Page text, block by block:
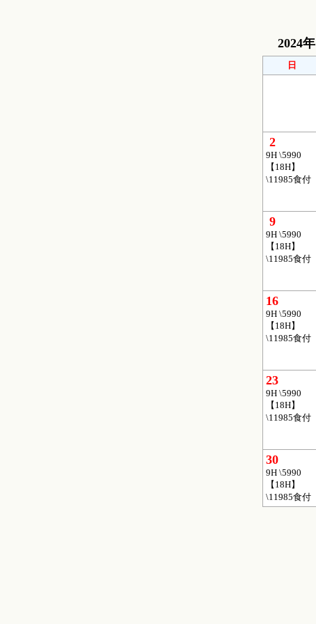
2024年
日
2
9H \5990
【18H】
\11985食付
9
9H \5990
【18H】
\11985食付
16
9H \5990
【18H】
\11985食付
23
9H \5990
【18H】
\11985食付
30
9H \5990
【18H】
\11985食付